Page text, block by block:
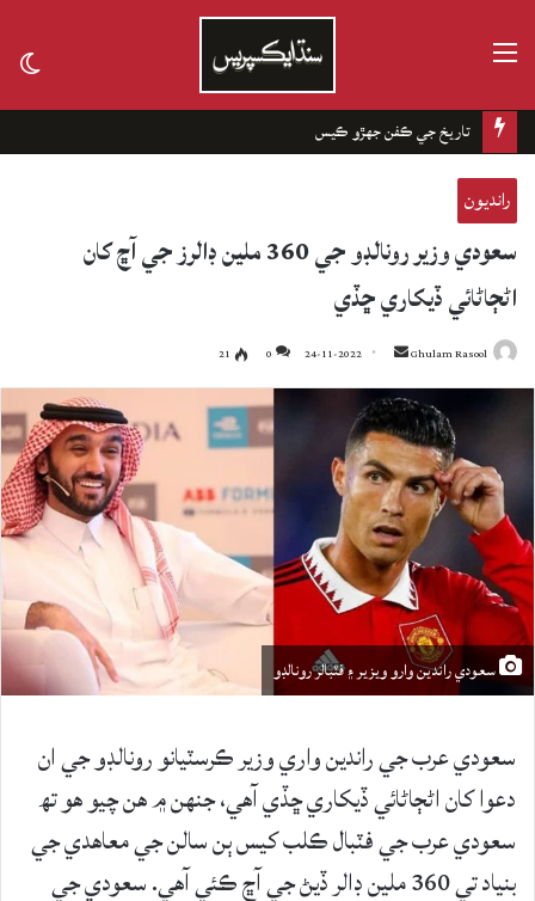
تاريخ جي ڪفن جھڙو ڪيس
رانديون
سعودي وزير رونالڊو جي 360 ملين ڊالرز جي آڇ کان
اڻڄاڻائي ڏيکاري ڇڏي
Ghulam Rasool
Send
an
email
24-11-2022
0
21
سعودي راندين وارو ويزير ۽ فٽبالر رونالڊو
سعودي عرب جي راندين واري وزير ڪرسٽيانو رونالڊو جي ان
دعوا کان اڻڄاڻائي ڏيکاري ڇڏي آهي، جنهن ۾ هن چيو هو تھ
سعودي عرب جي فٽبال ڪلب کيس ٻن سالن جي معاهدي جي
بنياد تي 360 ملين ڊالر ڏيڻ جي آڇ ڪئي آهي. سعودي جي